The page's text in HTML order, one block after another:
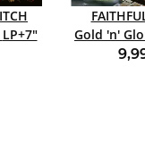
Gold 'n' Glory